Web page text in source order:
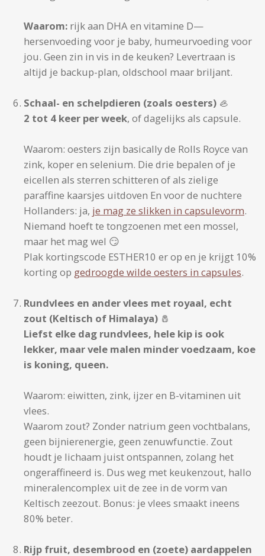
Waarom: rijk aan DHA en vitamine D—
hersenvoeding voor je baby, humeurvoeding voor
jou. Geen zin in vis in de keuken? Levertraan is
altijd je backup-plan, oldschool maar briljant.
Schaal- en schelpdieren (zoals oesters) 🦪
2 tot 4 keer per week, of dagelijks als capsule.
Waarom: oesters zijn basically de Rolls Royce van
zink, koper en selenium. Die drie bepalen of je
eicellen als sterren schitteren of als zielige
paraffine kaarsjes uitdoven En voor de nuchtere
Hollanders: ja, je mag ze slikken in capsulevorm.
Niemand hoeft te tongzoenen met een mossel,
maar het mag wel 😏
Plak kortingscode ESTHER10 er op en je krijgt 10%
korting op gedroogde wilde oesters in capsules.
Rundvlees en ander vlees met royaal, echt
zout (Keltisch of Himalaya) 🧂
Liefst elke dag rundvlees, hele kip is ook
lekker, maar vele malen minder voedzaam, koe
is koning, queen.
Waarom: eiwitten, zink, ijzer en B-vitaminen uit
vlees.
Waarom zout? Zonder natrium geen vochtbalans,
geen bijnierenergie, geen zenuwfunctie. Zout
houdt je lichaam juist ontspannen, zolang het
ongeraffineerd is. Dus weg met keukenzout, hallo
mineralencomplex uit de zee in de vorm van
Keltisch zeezout. Bonus: je vlees smaakt ineens
80% beter.
Rijp fruit, desembrood en (zoete) aardappelen